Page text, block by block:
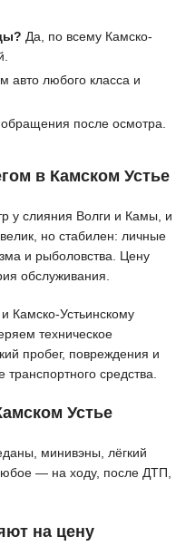
Да, по всему Камско-
авто любого класса и
после осмотра.
в Камском Устье
у слияния Волги и Камы, и
но стабилен: личные
и рыболовства. Цену
обслуживания.
Камско-Устьинскому
техническое
пробег, повреждения и
средства.
Устье
минивэны, лёгкий
— на ходу, после ДТП,
на цену